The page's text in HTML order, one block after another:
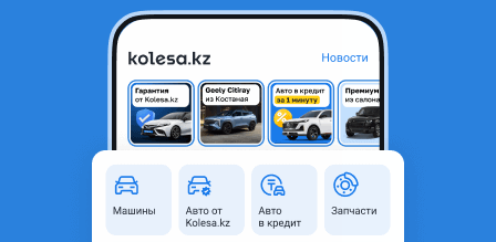
Накопитель задний
Алматы, Алматинская
область